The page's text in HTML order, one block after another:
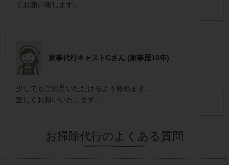
くお願い致します。
家事代行キャストCさん (家事歴10年)
少しでもご満足いただけるよう努めます。
宜しくお願いいたします。
お掃除代行のよくある質問